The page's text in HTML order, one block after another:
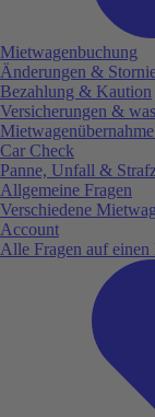
Mietwagenbuchung
Änderungen &
Bezahlung & Kaution
Versicherungen &
Car Check
Panne, Unfall &
Allgemeine Fragen
Verschiedene
Account
Alle Fragen auf